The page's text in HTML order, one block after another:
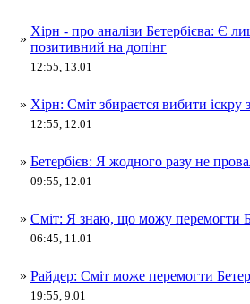
»
Хірн - про аналізи Бетербієва: Є
позитивний на допінг
12:55, 13.01
» Хірн: Сміт збираєтся вибити іскру
12:55, 12.01
» Бетербієв: Я жодного разу не
09:55, 12.01
» Сміт: Я знаю, що можу перемогти
06:45, 11.01
» Райдер: Сміт може перемогти
19:55, 9.01